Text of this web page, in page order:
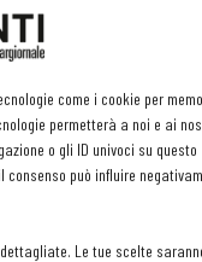
come i cookie per
permetterà a noi e ai
o gli ID univoci su
può influire
Le tue scelte
per tutti i